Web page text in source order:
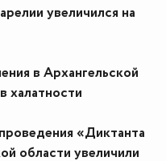
увеличился на
в Архангельской
халатности
«Диктанта
области увеличили